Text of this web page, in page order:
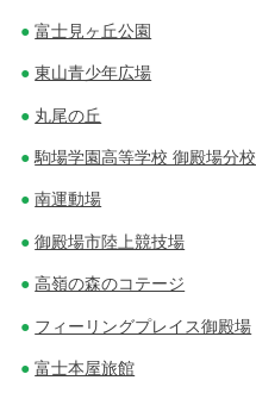
富士見ヶ丘公園
東山青少年広場
丸尾の丘
駒場学園高等学校 御殿場分校
南運動場
御殿場市陸上競技場
高嶺の森のコテージ
フィーリングプレイス御殿場
富士本屋旅館